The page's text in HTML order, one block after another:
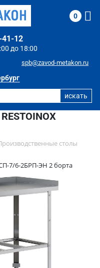
до 18:00
41-12
spb@zavod-metakon.ru
0
столы
7/6-2БРП-ЭН 2 борта